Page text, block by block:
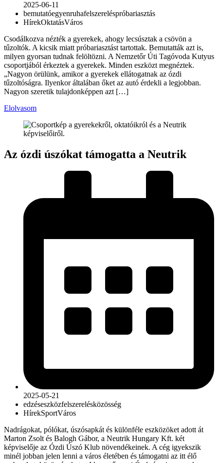
2025-06-11
bemutatóegyenruhafelszereléspróbariasztás
HírekOktatásVáros
Csodálkozva nézték a gyerekek, ahogy lecsúsztak a csövön a
tűzoltók. A kicsik miatt próbariasztást tartottak. Bemutatták azt is,
milyen gyorsan tudnak felöltözni. A Nemzetőr Úti Tagóvoda Kutyus
csoportjából érkeztek a gyerekek. Minden eszközt megnéztek.
„Nagyon örülünk, amikor a gyerekek ellátogatnak az ózdi
tűzoltóságra. Ilyenkor általában őket az autó érdekli a legjobban.
Nagyon szeretik tulajdonképpen azt […]
Elolvasom
Az ózdi úszókat támogatta a Neutrik
2025-05-21
edzéseszközfelszerelésközösség
HírekSportVáros
Nadrágokat, pólókat, úszósapkát és különféle eszközöket adott át
Marton Zsolt és Balogh Gábor, a Neutrik Hungary Kft. két
képviselője az Ózdi Úszó Klub növendékeinek. A cég igyekszik
minél jobban jelen lenni a város életében és támogatni az itt élő